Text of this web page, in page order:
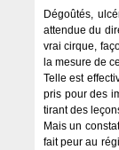
Dégoûtés,
attendue du
vrai cirque,
la mesure de
Telle est
pris pour des
tirant des
Mais un
fait peur au